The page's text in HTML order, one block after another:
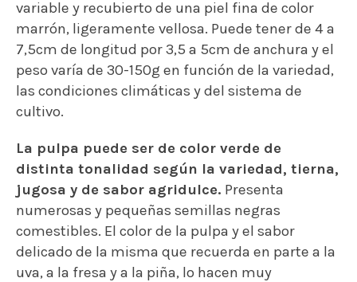
variable y recubierto de una piel fina de color
marrón, ligeramente vellosa. Puede tener de 4 a
7,5cm de longitud por 3,5 a 5cm de anchura y el
peso varía de 30-150g en función de la variedad,
las condiciones climáticas y del sistema de
cultivo.
La pulpa puede ser de color verde de
distinta tonalidad según la variedad, tierna,
jugosa y de sabor agridulce. Presenta
numerosas y pequeñas semillas negras
comestibles. El color de la pulpa y el sabor
delicado de la misma que recuerda en parte a la
uva, a la fresa y a la piña, lo hacen muy